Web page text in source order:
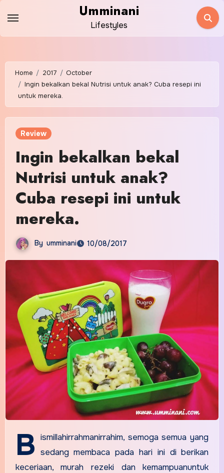
content
Umminani
Lifestyles
Home 2017
October
Ingin bekalkan bekal Nutrisi untuk anak? Cuba resepi ini
untuk mereka.
Review
Ingin bekalkan bekal
Nutrisi untuk anak?
Cuba resepi ini untuk
mereka.
By umminani 10/08/2017
B ismillahirrahmanirrahim, semoga semua yang
sedang membaca pada hari ini di berikan
keceriaan, murah rezeki dan kemampuanuntuk